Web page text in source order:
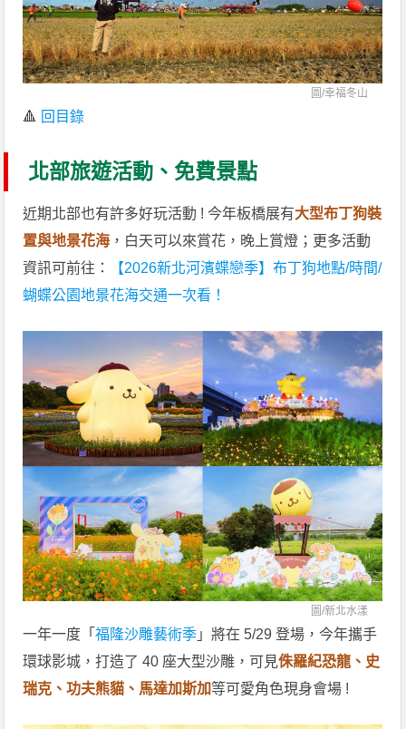
圖/幸福冬山
🔺 回目錄
北部旅遊活動、免費景點
近期北部也有許多好玩活動 ! 今年板橋展有大型布丁狗裝
置與地景花海 ，白天可以來賞花，晚上賞燈；更多活動
資訊可前往：
【2026新北河濱蝶戀季】布丁狗地點/時間/
蝴蝶公園地景花海交通一次看！
圖/新北水漾
一年一度「福隆沙雕藝術季 」將在 5/29 登場，今年攜手
環球影城，打造了 40 座大型沙雕，可見侏羅紀恐龍、史
瑞克、功夫熊貓、馬達加斯加等可愛角色現身會場 !